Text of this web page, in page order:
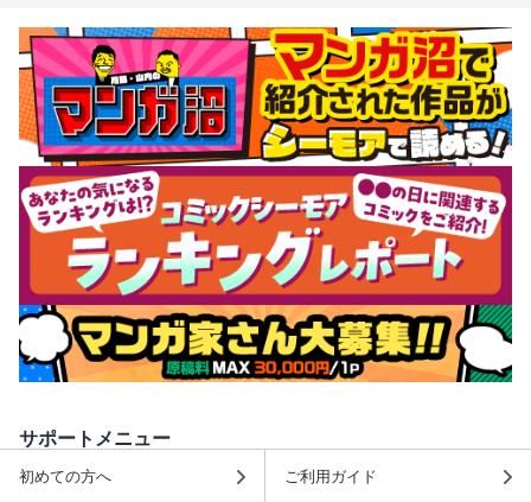
サポートメニュー
初めての方へ ご利用ガイド